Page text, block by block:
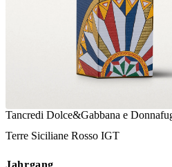
Tancredi Dolce&Gabbana e
Terre Siciliane Rosso IGT